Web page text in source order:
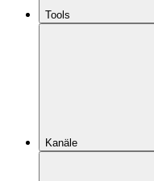
Tools
Kanäle